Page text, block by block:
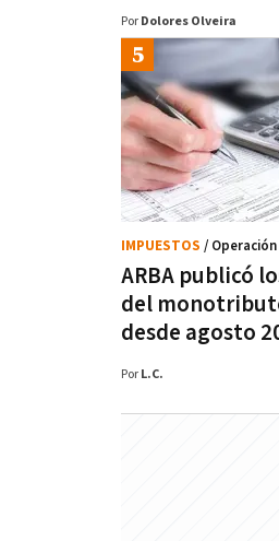
Por Dolores Olveira
ARBA publicó
del
desde agosto
IMPUESTOS / Operación
Por L.C.